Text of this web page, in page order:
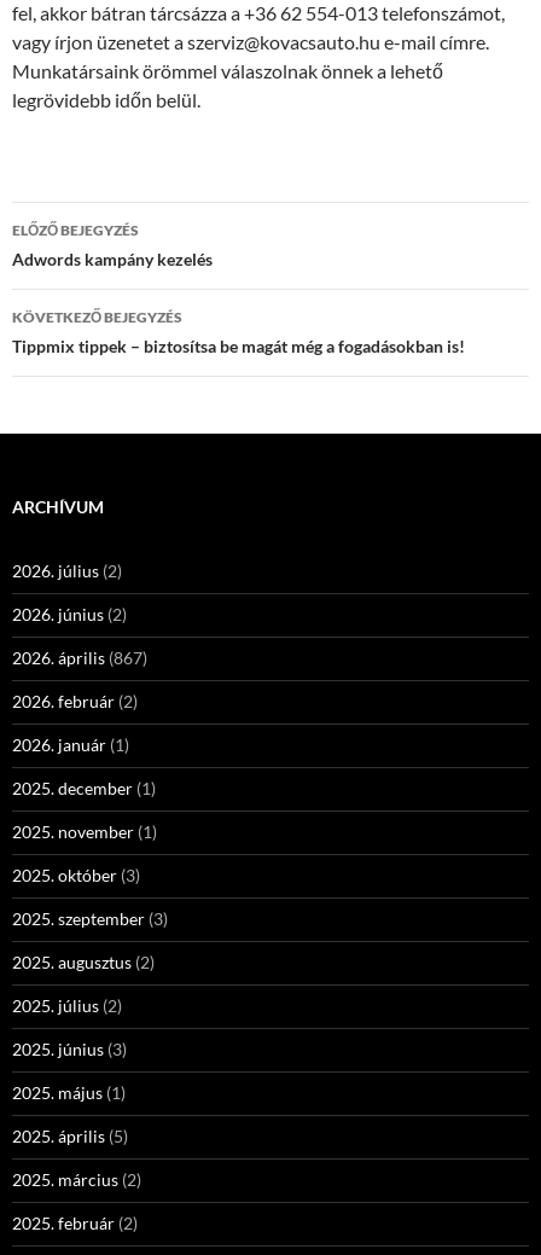
fel, akkor bátran tárcsázza a +36 62 554-013 telefonszámot,
vagy írjon üzenetet a szerviz@kovacsauto.hu e-mail címre.
Munkatársaink örömmel válaszolnak önnek a lehető
legrövidebb időn belül.
Bejegyzések
navigációja
ELŐZŐ BEJEGYZÉS
Adwords kampány kezelés
KÖVETKEZŐ BEJEGYZÉS
Tippmix tippek – biztosítsa be magát még a fogadásokban is!
ARCHÍVUM
2026. július (2)
2026. június (2)
2026. április (867)
2026. február (2)
2026. január (1)
2025. december (1)
2025. november (1)
2025. október (3)
2025. szeptember (3)
2025. augusztus (2)
2025. július (2)
2025. június (3)
2025. május (1)
2025. április (5)
2025. március (2)
2025. február (2)